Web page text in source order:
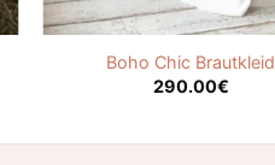
Boho Chic Brautkleid
290.00€